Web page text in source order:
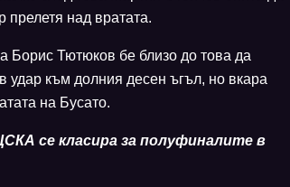
прелетя над вратата.
Борис Тютюков бе близо до това да
удар към долния десен ъгъл, но вкара
на Бусато.
се класира за полуфиналите в